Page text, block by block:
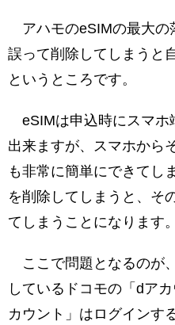
アハモのeSIMの最大
誤って削除してしまうと
というところです。
eSIMは申込時にスマ
出来ますが、スマホから
も非常に簡単にできてし
を削除してしまうと、そ
てしまうことになります。
ここで問題となるのが
しているドコモの「dア
カウント」はログインす